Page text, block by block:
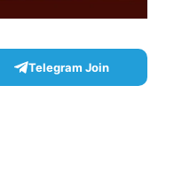
Telegram Join